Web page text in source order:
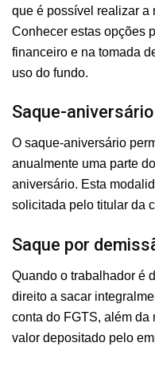
que é possível realizar a
Conhecer estas opções
financeiro e na tomada
uso do fundo.
Saque-aniversário
O saque-aniversário
anualmente uma parte
aniversário. Esta
solicitada pelo titular da
Saque por
Quando o trabalhador é
direito a sacar
conta do FGTS, além da
valor depositado pelo